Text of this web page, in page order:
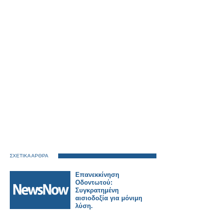
ΣΧΕΤΙΚΑ ΑΡΘΡΑ
Επανεκκίνηση
Οδοντωτού:
Συγκρατημένη
αισιοδοξία για μόνιμη
λύση.